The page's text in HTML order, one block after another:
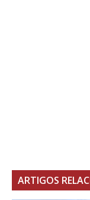
ARTIGOS